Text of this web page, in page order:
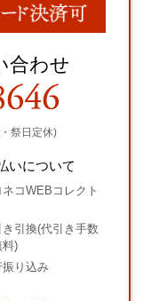
合わせ
祭日定休)
いについて
ネコWEBコレクト
き引換(代引き手数
料)
振り込み